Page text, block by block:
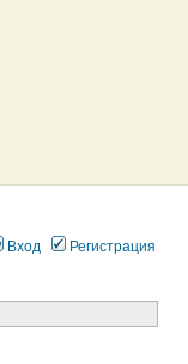
Вход Регистрация